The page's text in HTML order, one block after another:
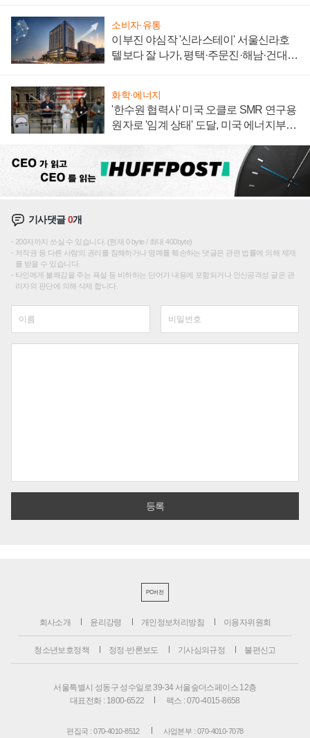
소비자·유통
이부진 야심작 '신라스테이' 서울신라호
텔보다 잘 나가, 평택·주문진·해남·건대로
화학·에너지
'한수원 협력사' 미국 오클로 SMR 연구용
원자로 '임계 상태' 도달, 미국 에너지부
기사댓글0개
200자까지 쓰실 수 있습니다. (현재 0 byte / 최대 400byte)
저작권 등 다른 사람의 권리를 침해하거나 명예를 훼손하는 댓글은 관련 법률에 의해 제재
를 받을 수 있습니다.
타인에게 불쾌감을 주는 욕설 등 비하하는 단어가 내용에 포함되거나 인신공격성 글은 관
리자의 판단에 의해 삭제 합니다.
PC버전
회사소개 윤리강령 개인정보처리방침 이용자위원회
청소년보호정책 정정·반론보도 기사심의규정 불편신고
서울특별시 성동구 성수일로 39-34 서울숲더스페이스 12층
대표전화 : 1800-6522
팩스 : 070-4015-8658
편집국 : 070-4010-8512 사업본부 : 070-4010-7078